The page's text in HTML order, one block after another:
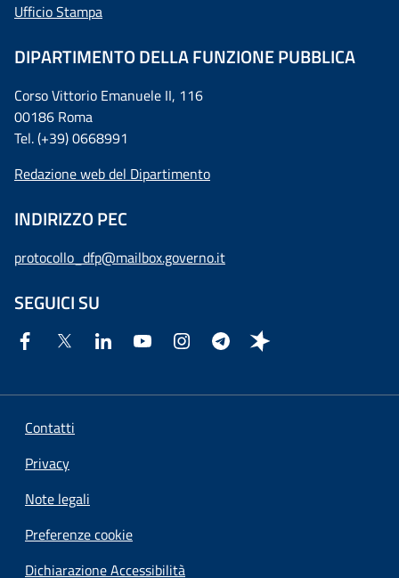
Ufficio Stampa
DIPARTIMENTO DELLA FUNZIONE PUBBLICA
Corso Vittorio Emanuele II, 116
00186 Roma
Tel. (+39) 0668991
Redazione web del Dipartimento
INDIRIZZO PEC
protocollo_dfp@mailbox.governo.it
SEGUICI SU
Contatti
Privacy
Note legali
Preferenze cookie
Dichiarazione Accessibilità